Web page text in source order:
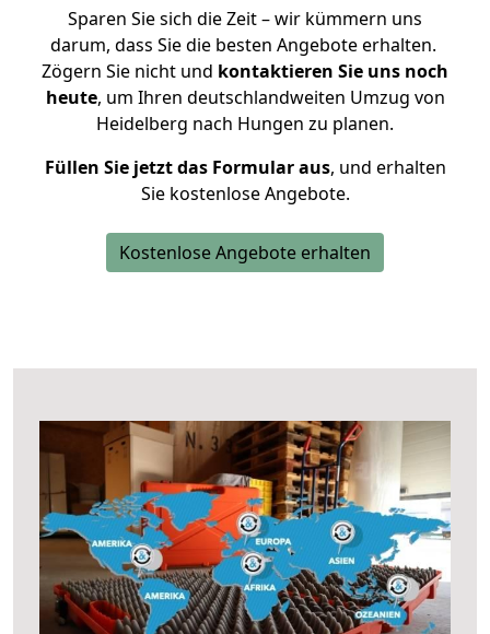
Sparen Sie sich die Zeit – wir kümmern uns
darum, dass Sie die besten Angebote erhalten.
Zögern Sie nicht und kontaktieren Sie uns noch
heute, um Ihren deutschlandweiten Umzug von
Heidelberg nach Hungen zu planen.
Füllen Sie jetzt das Formular aus, und erhalten
Sie kostenlose Angebote.
Kostenlose Angebote erhalten